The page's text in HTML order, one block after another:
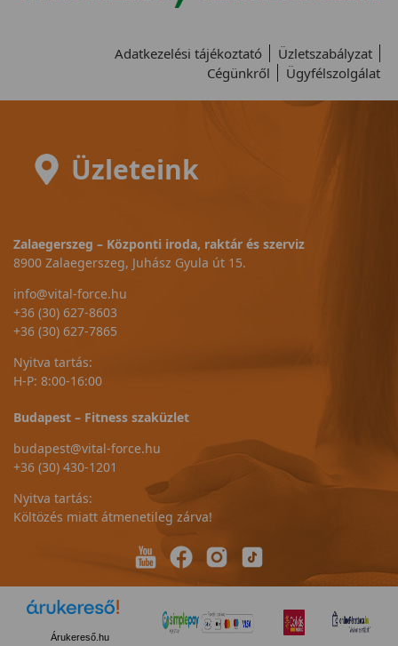
Adatkezelési tájékoztató
Üzletszabályzat
Cégünkről
Ügyfélszolgálat
Üzleteink
Zalaegerszeg – Központi iroda, raktár és szerviz
8900 Zalaegerszeg, Juhász Gyula út 15.
info@vital-force.hu
+36 (30) 627-8603
+36 (30) 627-7865
Nyitva tartás:
H-P: 8:00-16:00
Budapest – Fitness szaküzlet
budapest@vital-force.hu
+36 (30) 430-1201
Nyitva tartás:
Költözés miatt átmenetileg zárva!
Árukereső.hu